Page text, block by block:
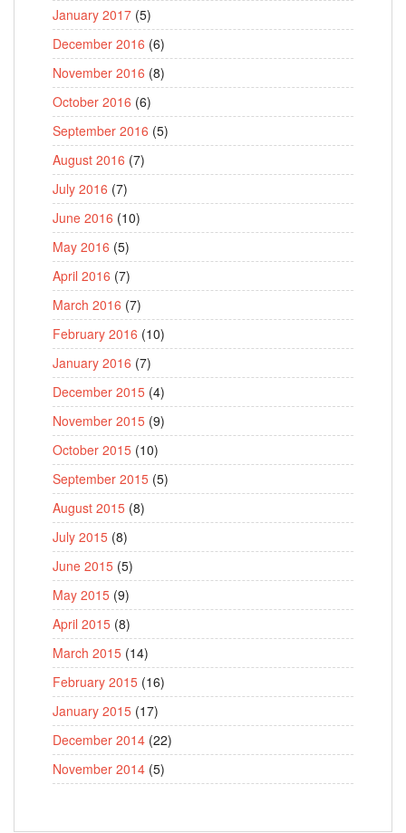
January 2017 (5)
December 2016 (6)
November 2016 (8)
October 2016 (6)
September 2016 (5)
August 2016 (7)
July 2016 (7)
June 2016 (10)
May 2016 (5)
April 2016 (7)
March 2016 (7)
February 2016 (10)
January 2016 (7)
December 2015 (4)
November 2015 (9)
October 2015 (10)
September 2015 (5)
August 2015 (8)
July 2015 (8)
June 2015 (5)
May 2015 (9)
April 2015 (8)
March 2015 (14)
February 2015 (16)
January 2015 (17)
December 2014 (22)
November 2014 (5)